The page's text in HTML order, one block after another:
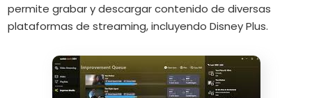
permite grabar y descargar contenido de diversas
plataformas de streaming, incluyendo Disney Plus.